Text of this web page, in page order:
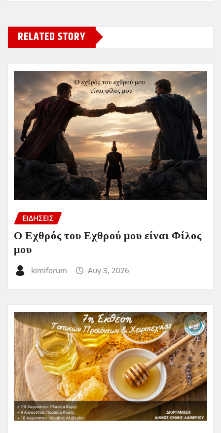
RELATED STORY
ΕΙΔΗΣΕΙΣ
Ο Εχθρός του Εχθρού μου είναι Φίλος
μου
kimiforum Αυγ 3, 2026